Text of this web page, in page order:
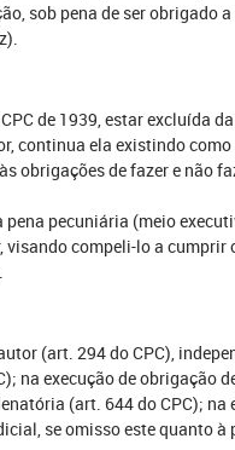
sob pena de ser obrigado
de 1939, estar excluída
continua ela existindo
obrigações de fazer e não
pecuniária (meio
visando compeli-lo a cumprir
(art. 294 do CPC),
na execução de obrigação
(art. 644 do CPC); na
se omisso este quanto à